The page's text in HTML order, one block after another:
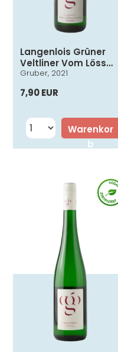
Langenlois Grüner
Veltliner Vom Löss
Kamptal DAC
Gruber, 2021
7,90 EUR
Warenkor
b